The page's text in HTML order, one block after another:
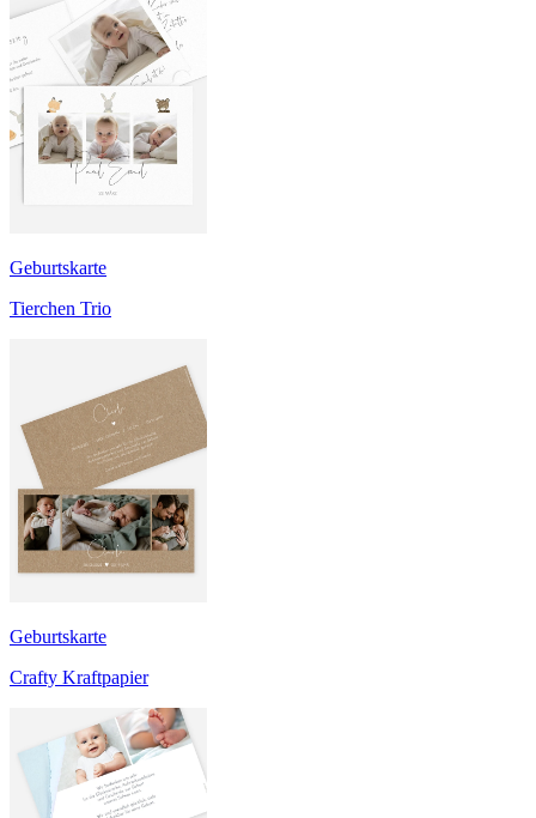
Geburtskarte
Tierchen Trio
Geburtskarte
Crafty Kraftpapier